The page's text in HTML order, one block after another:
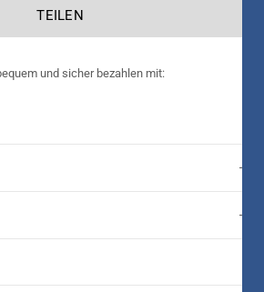
TEILEN
und sicher bezahlen mit: